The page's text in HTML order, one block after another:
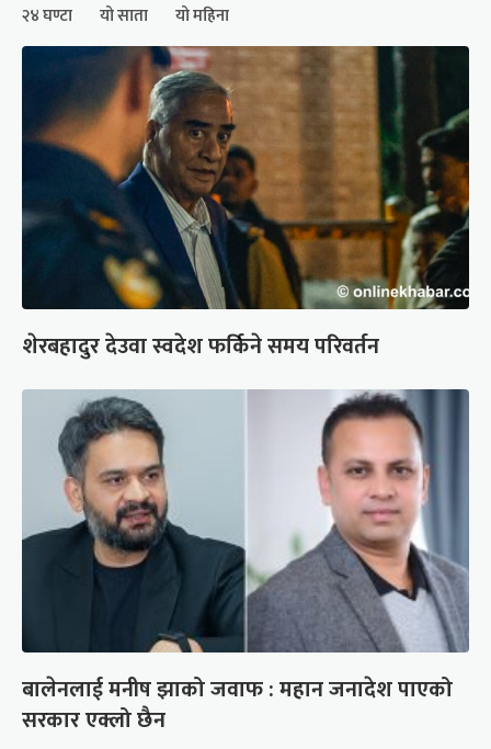
२४ घण्टा यो साता यो महिना
शेरबहादुर देउवा स्वदेश फर्किने समय परिवर्तन
बालेनलाई मनीष झाको जवाफ : महान जनादेश पाएको
सरकार एक्लो छैन